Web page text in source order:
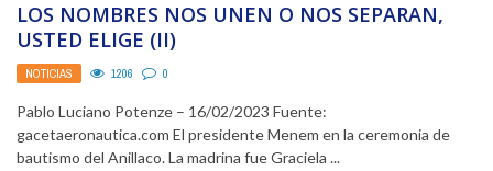
LOS NOMBRES NOS UNEN O NOS SEPARAN,
USTED ELIGE (II)
NOTICIAS 1206 0
Pablo Luciano Potenze – 16/02/2023 Fuente:
gacetaeronautica.com El presidente Menem en la ceremonia de
bautismo del Anillaco. La madrina fue Graciela ...